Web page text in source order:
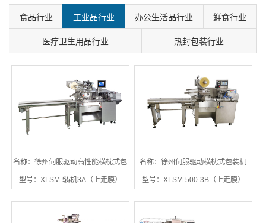
食品行业 工业品行业 办公生活品行业 鲜食行业
医疗卫生用品行业 热封包装行业
名称：徐州伺服驱动高性能横枕式包
装机
型号：XLSM-550-3A（上走膜）
名称：徐州伺服驱动横枕式包装机
型号：XLSM-500-3B（上走膜）